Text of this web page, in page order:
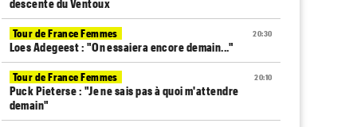
20:30
Tour de France Femmes
Loes Adegeest : "On essaiera encore demain..."
20:10
Tour de France Femmes
Puck Pieterse : "Je ne sais pas à quoi m'attendre
demain"